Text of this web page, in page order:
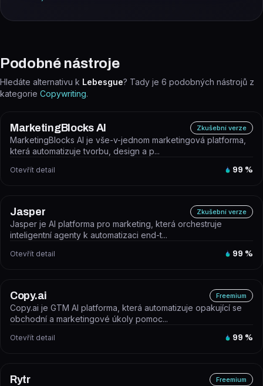
Podobné nástroje
Hledáte alternativu k Lebesgue? Tady je 6 podobných nástrojů z
kategorie Copywriting.
MarketingBlocks AI Zkušební verze
MarketingBlocks AI je vše-v-jednom marketingová platforma,
která automatizuje tvorbu, design a p...
Otevřít detail 99 %
Jasper Zkušební verze
Jasper je AI platforma pro marketing, která orchestruje
inteligentní agenty k automatizaci end-t...
Otevřít detail 99 %
Copy.ai Freemium
Copy.ai je GTM AI platforma, která automatizuje opakující se
obchodní a marketingové úkoly pomoc...
Otevřít detail 99 %
Rytr Freemium